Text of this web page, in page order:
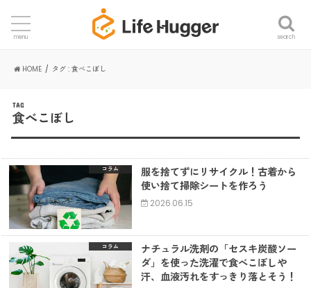
search
menu
HOME タグ : 食べこぼし
TAG
食べこぼし
コラム
服を捨てずにリサイクル！古着から
使い捨て掃除シートを作ろう
2026.06.15
コラム
ナチュラル洗剤の「セスキ炭酸ソー
ダ」を使った洗濯で食べこぼしや
汗、血液汚れをすっきり落とそう！